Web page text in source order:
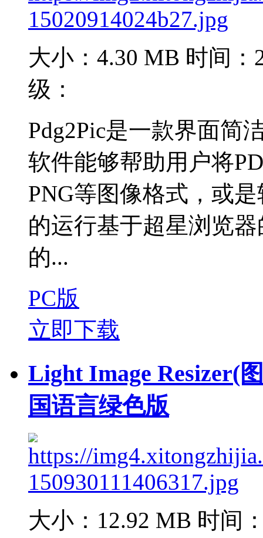
大小：4.30 MB 时间：
级：
Pdg2Pic是一款界面简
软件能够帮助用户将
PNG等图像格式，或
的运行基于超星浏览
的...
PC版
立即下载
Light Image Resizer(
国语言绿色版
大小：12.92 MB 时间